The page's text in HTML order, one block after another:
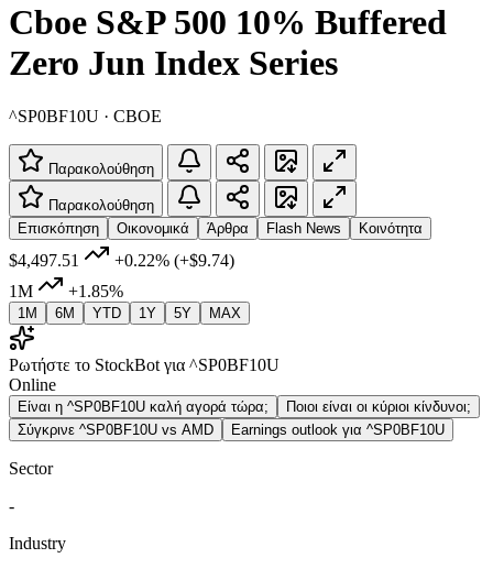
Cboe S&P 500 10% Buffered
Zero Jun Index Series
^SP0BF10U · CBOE
Παρακολούθηση
Παρακολούθηση
Επισκόπηση
Οικονομικά Άρθρα Flash News Κοινότητα
$4,497.51 +0.22% (+$9.74)
1M
+1.85%
1M 6M YTD 1Y 5Y MAX
Ρωτήστε το StockBot για ^SP0BF10U
Online
Είναι η ^SP0BF10U καλή αγορά τώρα;
Ποιοι είναι οι κύριοι κίνδυνοι;
Σύγκρινε ^SP0BF10U vs AMD
Earnings outlook για ^SP0BF10U
Sector
-
Industry